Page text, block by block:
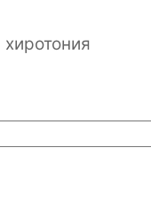
хиротония